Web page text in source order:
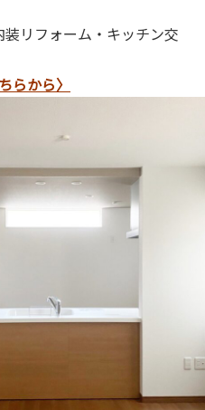
リフォーム・キッチン交
らから〉